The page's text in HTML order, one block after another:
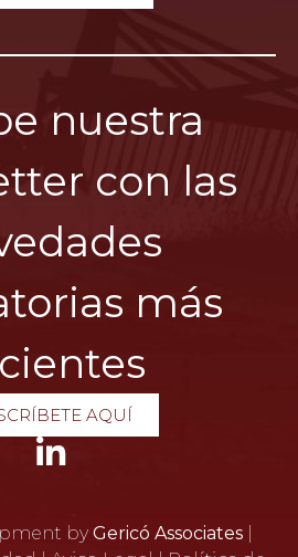
nuestra
con las
más
AQUÍ
by Gericó Associates